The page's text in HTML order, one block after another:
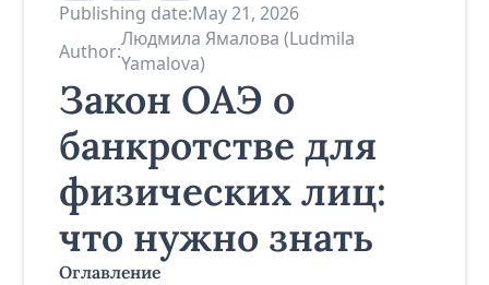
Publishing date:May 21, 2026
Author:
Людмила Ямалова (Ludmila
Yamalova)
Закон ОАЭ о
банкротстве для
физических лиц:
что нужно знать
Оглавление